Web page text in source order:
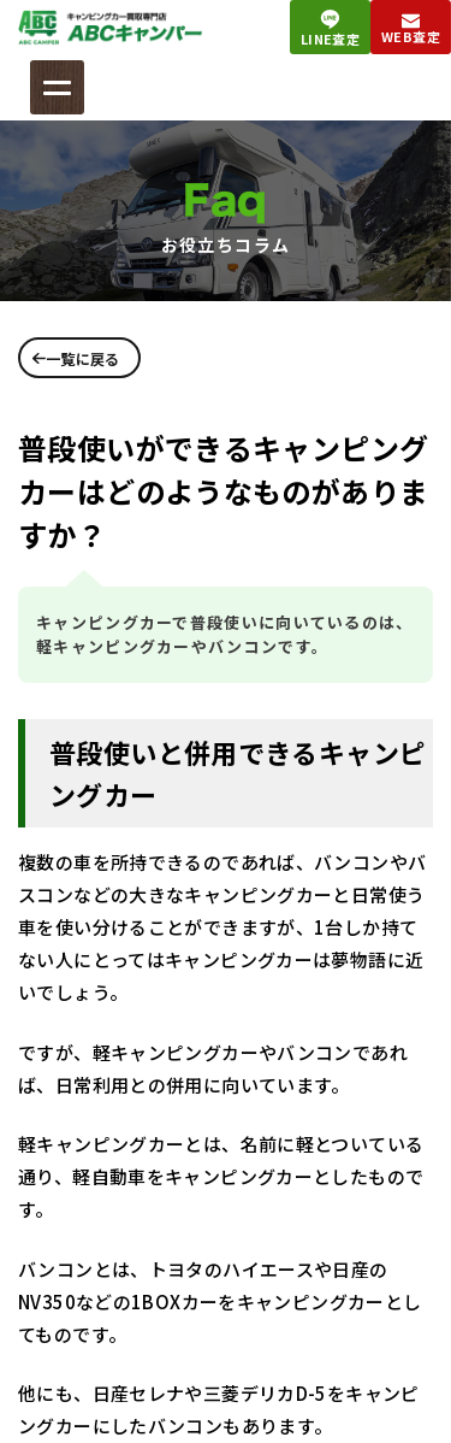
ス
キ
ッ
プ
LINE査定 WEB査定
Faq
お役立ちコラム
一覧に戻る
普段使いができるキャンピング
カーはどのようなものがありま
すか？
キャンピングカーで普段使いに向いているのは、
軽キャンピングカーやバンコンです。
普段使いと併用できるキャンピ
ングカー
複数の車を所持できるのであれば、バンコンやバ
スコンなどの大きなキャンピングカーと日常使う
車を使い分けることができますが、1台しか持て
ない人にとってはキャンピングカーは夢物語に近
いでしょう。
ですが、軽キャンピングカーやバンコンであれ
ば、日常利用との併用に向いています。
軽キャンピングカーとは、名前に軽とついている
通り、軽自動車をキャンピングカーとしたもので
す。
バンコンとは、トヨタのハイエースや日産の
NV350などの1BOXカーをキャンピングカーとし
てものです。
他にも、日産セレナや三菱デリカD-5をキャンピ
ングカーにしたバンコンもあります。